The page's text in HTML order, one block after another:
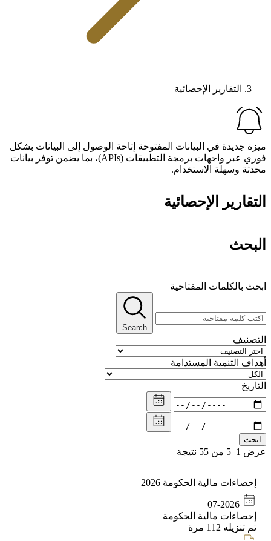
التقارير الإحصائية
جديدة في البيانات المفتوحة إتاحة الوصول إلى البيانات بشكل
فوري عبر واجهات برمجة التطبيقات (APIs)، بما يضمن توفر بيانات
وسهلة الاستخدام.
الإحصائية
بالكلمات المفتاحية
Search
التنمية المستدامة
55 نتيجة
إحصاءات مالية الحكومة 2026
07-2026
إحصاءات مالية الحكومة
تم تنزيله 112 مرة